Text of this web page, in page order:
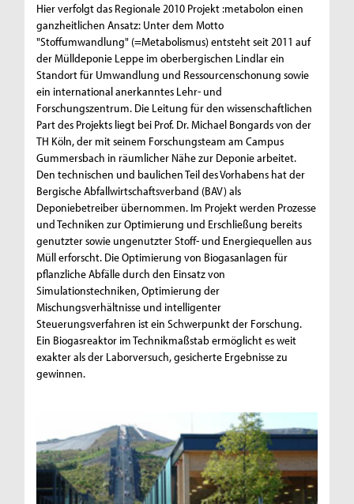
Hier verfolgt das Regionale 2010 Projekt :metabolon einen
ganzheitlichen Ansatz: Unter dem Motto
"Stoffumwandlung" (=Metabolismus) entsteht seit 2011 auf
der Mülldeponie Leppe im oberbergischen Lindlar ein
Standort für Umwandlung und Ressourcenschonung sowie
ein international anerkanntes Lehr- und
Forschungszentrum. Die Leitung für den wissenschaftlichen
Part des Projekts liegt bei Prof. Dr. Michael Bongards von der
TH Köln, der mit seinem Forschungsteam am Campus
Gummersbach in räumlicher Nähe zur Deponie arbeitet.
Den technischen und baulichen Teil des Vorhabens hat der
Bergische Abfallwirtschaftsverband (BAV) als
Deponiebetreiber übernommen. Im Projekt werden Prozesse
und Techniken zur Optimierung und Erschließung bereits
genutzter sowie ungenutzter Stoff- und Energiequellen aus
Müll erforscht. Die Optimierung von Biogasanlagen für
pflanzliche Abfälle durch den Einsatz von
Simulationstechniken, Optimierung der
Mischungsverhältnisse und intelligenter
Steuerungsverfahren ist ein Schwerpunkt der Forschung.
Ein Biogasreaktor im Technikmaßstab ermöglicht es weit
exakter als der Laborversuch, gesicherte Ergebnisse zu
gewinnen.